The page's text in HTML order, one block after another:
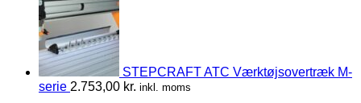
STEPCRAFT ATC Værktøjsovertræk M-
serie 2.753,00 kr. inkl. moms